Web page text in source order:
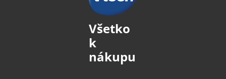
Všetko
k
nákupu